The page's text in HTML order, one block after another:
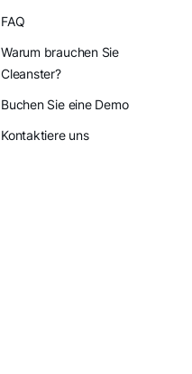
FAQ
Warum brauchen Sie
Cleanster?
Buchen Sie eine Demo
Kontaktiere uns